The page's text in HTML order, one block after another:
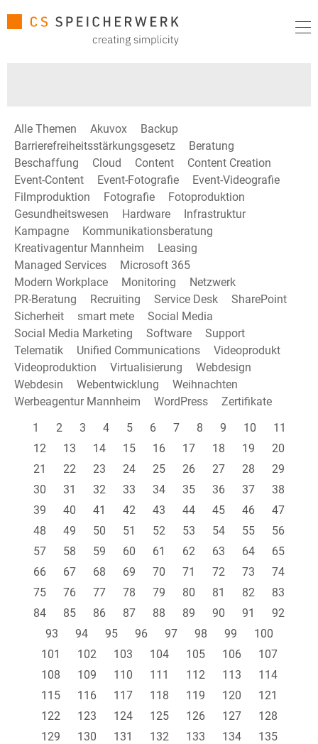
Alle Themen Akuvox
Backup
Barrierefreiheitsstärkungsgesetz
Beratung
Beschaffung
Cloud Content
Content Creation
Event-Content
Event-Fotografie
Event-Videografie
Filmproduktion
Fotografie
Fotoproduktion
Gesundheitswesen
Hardware
Infrastruktur
Kampagne
Kommunikationsberatung
Kreativagentur Mannheim
Leasing
Managed Services
Microsoft 365
Modern Workplace
Monitoring
Netzwerk
PR-Beratung
Recruiting Service Desk
SharePoint
Sicherheit
smart mete
Social Media
Social Media Marketing
Software
Support
Telematik
Unified Communications
Videoprodukt
Videoproduktion
Virtualisierung
Webdesign
Webdesin
Webentwicklung
Weihnachten
Werbeagentur Mannheim
WordPress
Zertifikate
1
2 3 4 5 6 7 8 9 10
11
12
13 14 15 16 17 18 19
20
21
22 23 24 25 26 27 28
29
30
31 32 33 34 35 36 37
38
39
40 41 42 43 44 45 46
47
48
49 50 51 52 53 54 55
56
57
58 59 60 61 62 63 64
65
66
67 68 69 70 71 72 73
74
75
76 77 78 79 80 81 82
83
84
85 86 87 88 89 90 91
92
93
94 95 96 97 98 99
100
101
102 103 104 105 106
107
108
109 110 111 112 113
114
115
116 117 118 119 120
121
122
123 124 125 126 127
128
129
130 131 132 133 134
135